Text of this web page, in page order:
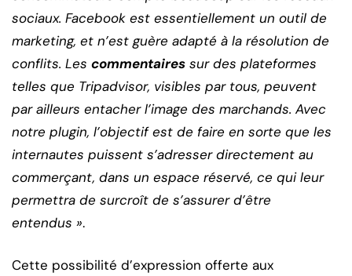
sociaux. Facebook est essentiellement un outil de
marketing, et n’est guère adapté à la résolution de
conflits. Les commentaires sur des plateformes
telles que Tripadvisor, visibles par tous, peuvent
par ailleurs entacher l’image des marchands. Avec
notre plugin, l’objectif est de faire en sorte que les
internautes puissent s’adresser directement au
commerçant, dans un espace réservé, ce qui leur
permettra de surcroît de s’assurer d’être
entendus ».
Cette possibilité d’expression offerte aux